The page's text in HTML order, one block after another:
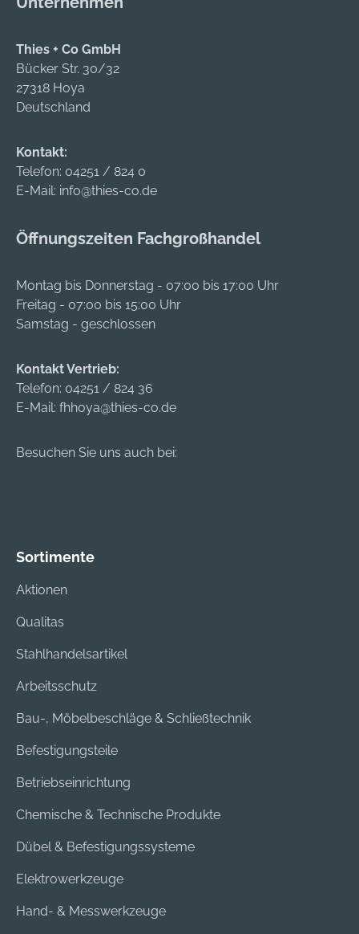
ausgesuchtem
hergestellt. 5
Crusher schaffen mit
Schlag und Torsion
präzise Bohrlöcher
Einhaken bei
Armierungstreffern
wird durch die
radial geformtem
verhindert. Die
hervorgehobene
Zentrierspitze sorgt
für lange
Bohrers auch bei
extremen
Anwendungen. Ob
zum Bohren
sehr lange
Lebensdauer durch
verteilten Verschleiß.
Vibration schont
Mensch und
Prüfmarke garantiert
Dübellöcher und
präzise
Thies + Co GmbH
Bücker Str. 30/32
27318 Hoya
Deutschland
Kontakt:
Telefon: 04251 / 824 0
E-Mail: info@thies-co.de
Öffnungszeiten Fachgroßhandel
Montag bis Donnerstag - 07:00 bis 17:00 Uhr
Freitag - 07:00 bis 15:00 Uhr
Samstag - geschlossen
Kontakt Vertrieb:
Telefon: 04251 / 824 36
E-Mail: fhhoya@thies-co.de
Besuchen Sie uns auch bei:
Sortimente
Aktionen
Qualitas
Stahlhandelsartikel
Arbeitsschutz
Bau-, Möbelbeschläge & Schließtechnik
Befestigungsteile
Betriebseinrichtung
Chemische & Technische Produkte
Dübel & Befestigungssysteme
Elektrowerkzeuge
Hand- & Messwerkzeuge